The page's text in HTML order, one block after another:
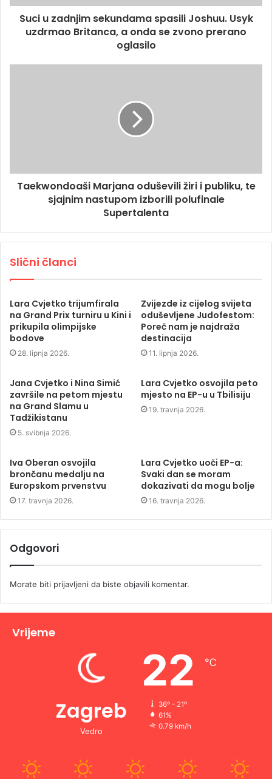
Suci u zadnjim sekundama spasili Joshuu. Usyk
uzdrmao Britanca, a onda se zvono prerano
oglasilo
Taekwondoaši Marjana oduševili žiri i publiku, te
sjajnim nastupom izborili polufinale
Supertalenta
Slični članci
Lara Cvjetko trijumfirala
na Grand Prix turniru u Kini i
prikupila olimpijske
bodove
28. lipnja 2026.
Zvijezde iz cijelog svijeta
oduševljene Judofestom:
Poreč nam je najdraža
destinacija
11. lipnja 2026.
Jana Cvjetko i Nina Simić
završile na petom mjestu
na Grand Slamu u
Tadžikistanu
5. svibnja 2026.
Lara Cvjetko osvojila peto
mjesto na EP-u u Tbilisiju
19. travnja 2026.
Iva Oberan osvojila
brončanu medalju na
Europskom prvenstvu
17. travnja 2026.
Lara Cvjetko uoči EP-a:
Svaki dan se moram
dokazivati da mogu bolje
16. travnja 2026.
Odgovori
Morate biti prijavljeni da biste objavili komentar.
Vrijeme
Zagreb
Vedro
22 ℃
36º - 21º
61%
0.79 km/h